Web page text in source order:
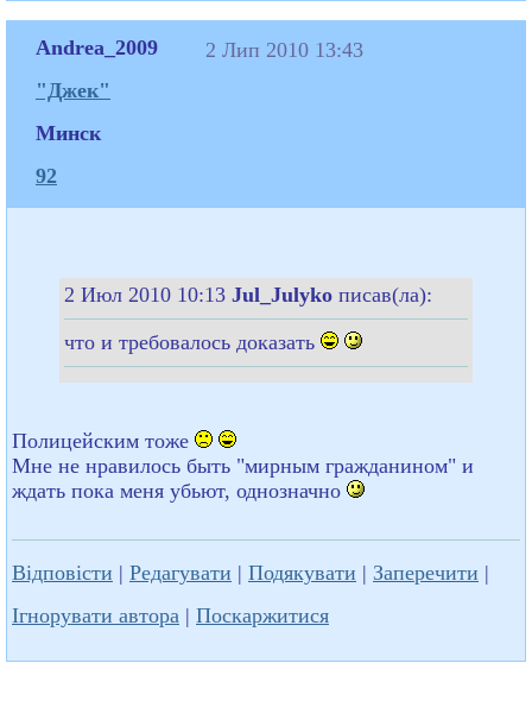
Andrea_2009
"Джек"
Минск
92
2 Лип 2010 13:43
2 Июл 2010 10:13 Jul_Julyko писав(ла):
что и требовалось доказать
Полицейским тоже
Мне не нравилось быть "мирным гражданином" и
ждать пока меня убьют, однозначно
Відповісти | Редагувати | Подякувати | Заперечити |
Ігнорувати автора | Поскаржитися